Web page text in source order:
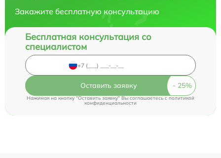
Закажите бесплатную консультацию
Бесплатная консультация со
специалистом
Оставить заявку
Нажимая на кнопку "Оставить заявку" Вы соглашаетесь c политикой
конфиденциальности